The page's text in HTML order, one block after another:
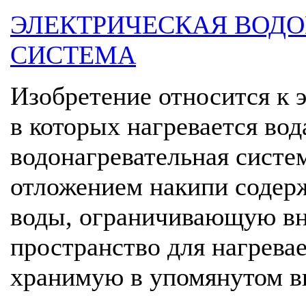
ЭЛЕКТРИЧЕСКАЯ
СИСТЕМА
Изобретение относится к
в которых нагревается
водонагревательная
отложением накипи
воды, ограничивающую
пространство для
хранимую в упомянутом